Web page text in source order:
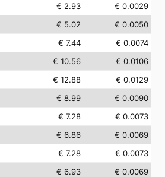
€ 2.93
€ 0.0029
€ 5.02
€ 0.0050
€ 7.44
€ 0.0074
€ 10.56
€ 0.0106
€ 12.88
€ 0.0129
€ 8.99
€ 0.0090
€ 7.28
€ 0.0073
€ 6.86
€ 0.0069
€ 7.28
€ 0.0073
€ 6.93
€ 0.0069